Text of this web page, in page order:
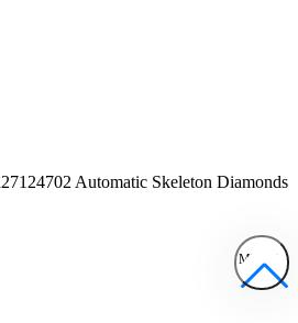
Automatic Skeleton Diamonds
MENU